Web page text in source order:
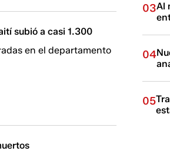
subió a casi 1.300
en el departamento
03Al
04
05